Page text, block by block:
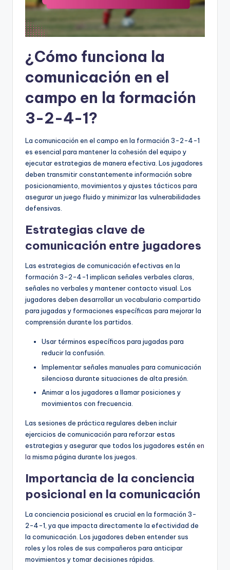
¿Cómo funciona la
comunicación en el
campo en la formación
3-2-4-1?
La comunicación en el campo en la formación 3-2-4-1
es esencial para mantener la cohesión del equipo y
ejecutar estrategias de manera efectiva. Los jugadores
deben transmitir constantemente información sobre
posicionamiento, movimientos y ajustes tácticos para
asegurar un juego fluido y minimizar las vulnerabilidades
defensivas.
Estrategias clave de
comunicación entre jugadores
Las estrategias de comunicación efectivas en la
formación 3-2-4-1 implican señales verbales claras,
señales no verbales y mantener contacto visual. Los
jugadores deben desarrollar un vocabulario compartido
para jugadas y formaciones específicas para mejorar la
comprensión durante los partidos.
Usar términos específicos para jugadas para
reducir la confusión.
Implementar señales manuales para comunicación
silenciosa durante situaciones de alta presión.
Animar a los jugadores a llamar posiciones y
movimientos con frecuencia.
Las sesiones de práctica regulares deben incluir
ejercicios de comunicación para reforzar estas
estrategias y asegurar que todos los jugadores estén en
la misma página durante los juegos.
Importancia de la conciencia
posicional en la comunicación
La conciencia posicional es crucial en la formación 3-
2-4-1, ya que impacta directamente la efectividad de
la comunicación. Los jugadores deben entender sus
roles y los roles de sus compañeros para anticipar
movimientos y tomar decisiones rápidas.